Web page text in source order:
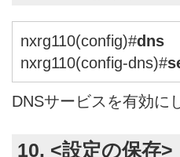
nxrg110(config)#dns
nxrg110(config-dns)#
DNSサービスを有効に
10. <設定の保存>